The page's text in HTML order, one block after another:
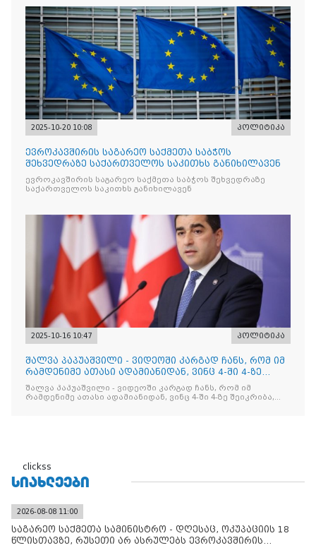
2025-10-20 10:08 პოლიტიკა
ევროკავშირის საგარეო საქმეთა საბჭოს
შეხვედრაზე საქართველოს საკითხს განიხილავენ
ევროკავშირის საგარეო საქმეთა საბჭოს შეხვედრაზე
საქართველოს საკითხს განიხილავენ
2025-10-16 10:47 პოლიტიკა
შალვა პაპუაშვილი - ვიდეოში კარგად ჩანს, რომ იმ
რამდენიმე ათასი ადამიანიდან, ვინც 4-ში 4-ზე
შეიკრიბა,
შალვა პაპუაშვილი - ვიდეოში კარგად ჩანს, რომ იმ
რამდენიმე ათასი ადამიანიდან, ვინც 4-ში 4-ზე შეიკრიბა,
clickss
ᲡᲘᲐᲮᲚᲔᲔᲑᲘ
2026-08-08 11:00
საგარეო საქმეთა სამინისტრო - დღესაც, ოკუპაციის 18
წლისთავზე, რუსეთი არ ასრულებს ევროკავშირის